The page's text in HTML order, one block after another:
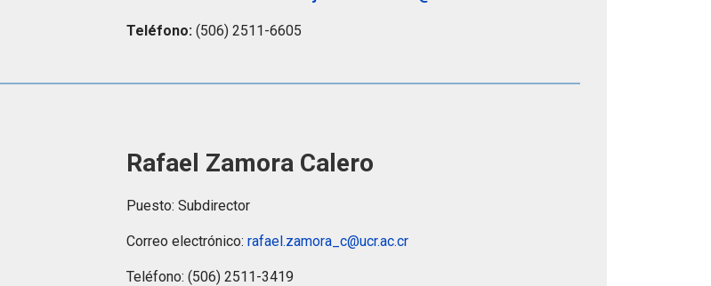
Teléfono: (506) 2511-6605
Rafael Zamora Calero
Puesto: Subdirector
Correo electrónico: rafael.zamora_c@ucr.ac.cr
Teléfono: (506) 2511-3419